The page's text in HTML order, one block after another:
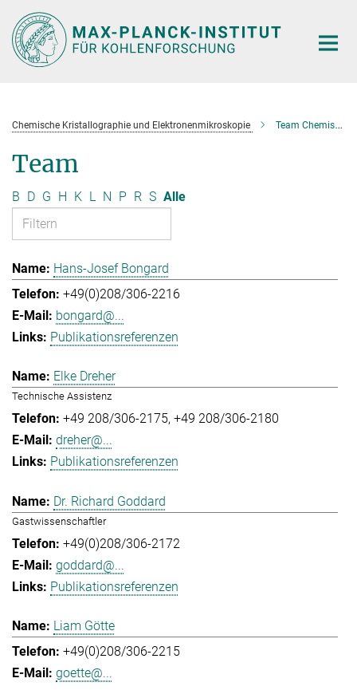
Hauptinhalt
Chemische Kristallographie und Elektronenmikroskopie Team Chemische Kristallographie und Elektronenmikroskopie
Team
B D G H K L N P R S Alle
Hans-Josef Bongard
+49(0)208/306-2216
bongard@...
Publikationsreferenzen
Elke Dreher
Technische Assistenz
+49 208/306-2175 +49 208/306-2180
dreher@...
Publikationsreferenzen
Dr. Richard Goddard
Gastwissenschaftler
+49(0)208/306-2172
goddard@...
Publikationsreferenzen
Liam Götte
+49(0)208/306-2215
goette@...